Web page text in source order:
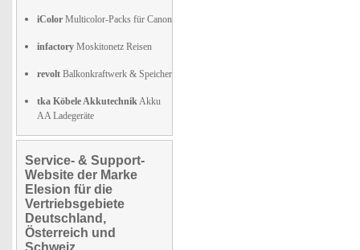
iColor Multicolor-Packs für Canon
infactory Moskitonetz Reisen
revolt Balkonkraftwerk & Speicher
tka Köbele AkkutechnikAkku
AA Ladegeräte
Service- & Support-
Website der Marke
Elesion für die
Vertriebsgebiete
Deutschland,
Österreich und
Schweiz